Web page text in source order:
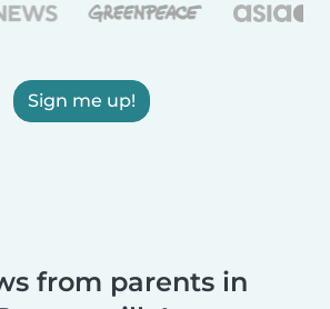
Sign me up!
from parents in